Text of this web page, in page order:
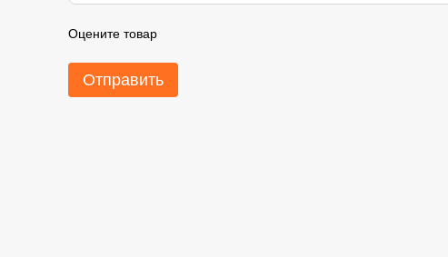
Оцените товар
Отправить